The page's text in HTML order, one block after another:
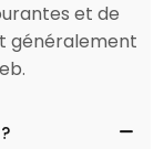
et de
généralement